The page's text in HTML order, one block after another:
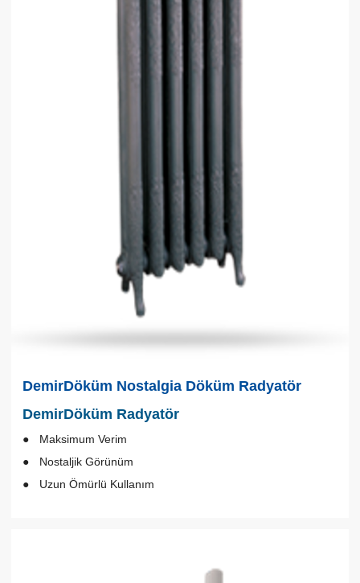
DemirDöküm Nostalgia Döküm Radyatör
DemirDöküm Radyatör
Maksimum Verim
Nostaljik Görünüm
Uzun Ömürlü Kullanım